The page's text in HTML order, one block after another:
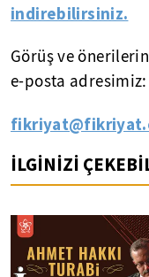
indirebilirsiniz.
Görüş ve
e-posta adresimiz:
İLGİNİZİ